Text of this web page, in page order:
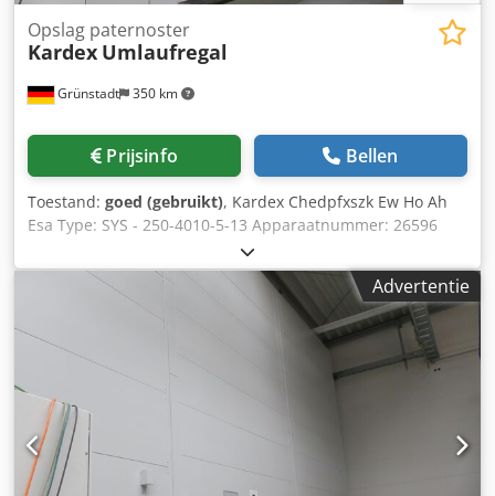
Grünstadt 350 km
Opslag paternoster
Kardex Umlaufregal
Prijsinfo Bellen
Toestand: goed (gebruikt), Kardex Chedpfxszk Ew Ho Ah
Esa Type: SYS - 250-4010-5-13 Apparaatnummer: 26596
Bouwjaar: Hoogte van het apparaat: ca. 6000 mm Breedte
van het apparaat: ca. 3000 mm Diepte van het apparaat:
ca. 1100 mm + 350 mm tafelblad Aantal legborden: 40
Breedte van de legborden: ca. 2500 mm Diepte van de
legborden: ca. 410 mm Hoogte van de legborden: ca. 230
mm Last per legbord: 150 kg Totale last: 6000 kg Kleur:
Advertentie